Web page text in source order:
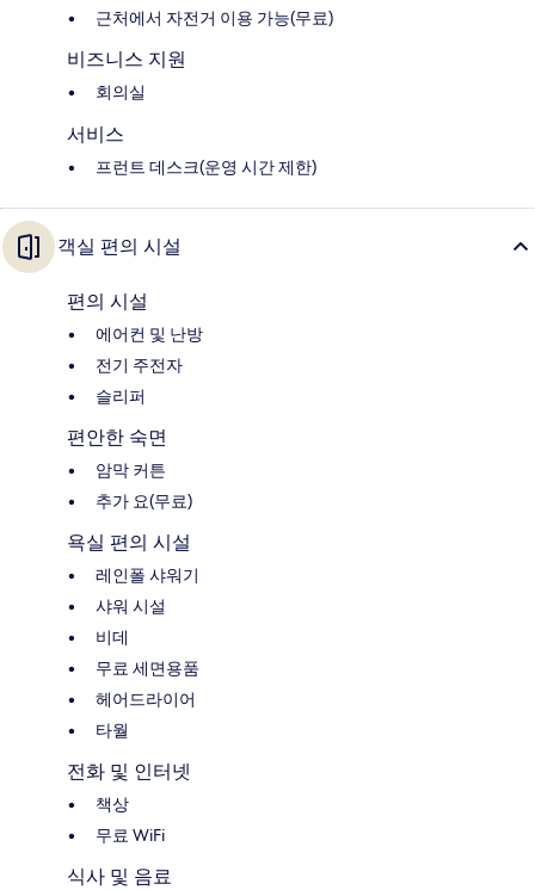
근처에서 자전거 이용 가능(무료)
비즈니스 지원
회의실
서비스
프런트 데스크(운영 시간 제한)
객실 편의 시설
편의 시설
에어컨 및 난방
전기 주전자
슬리퍼
편안한 숙면
암막 커튼
추가 요(무료)
욕실 편의 시설
레인폴 샤워기
샤워 시설
비데
무료 세면용품
헤어드라이어
타월
전화 및 인터넷
책상
무료 WiFi
식사 및 음료